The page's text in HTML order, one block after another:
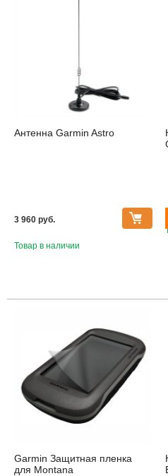
Антенна Garmin Astro
3 960 pуб.
Товар в наличии
Garmin Защитная пленка
для Montana